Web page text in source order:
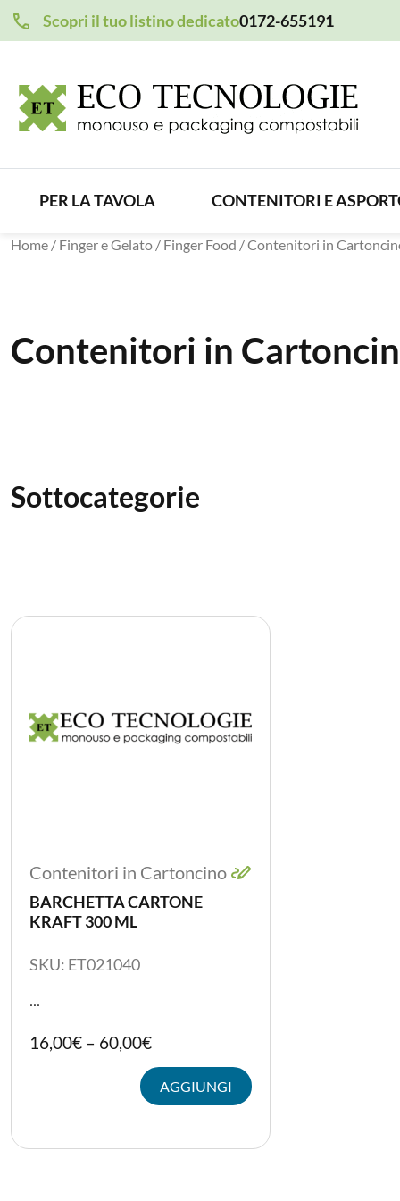
Scopri il tuo listino dedicato0172-655191
PER LA TAVOLA CONTENITORI E
PER LA TAVOLA
CONTENITORI E ASPORTO
FINGER E GELATO
Home / Finger e Gelato / Finger Food / Contenitori in
Contenitori in
Sottocategorie
Contenitori in Cartoncino
BARCHETTA CARTONE
KRAFT 300 ML
SKU: ET021040
...
16,00€ – 60,00€
AGGIUNGI
ha
più
Le